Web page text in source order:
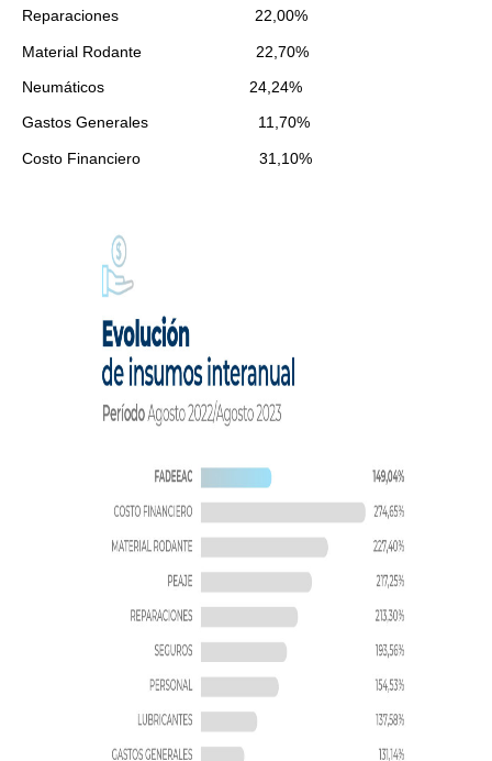
Reparaciones 22,00%
Material Rodante 22,70%
Neumáticos 24,24%
Gastos Generales 11,70%
Costo Financiero 31,10%